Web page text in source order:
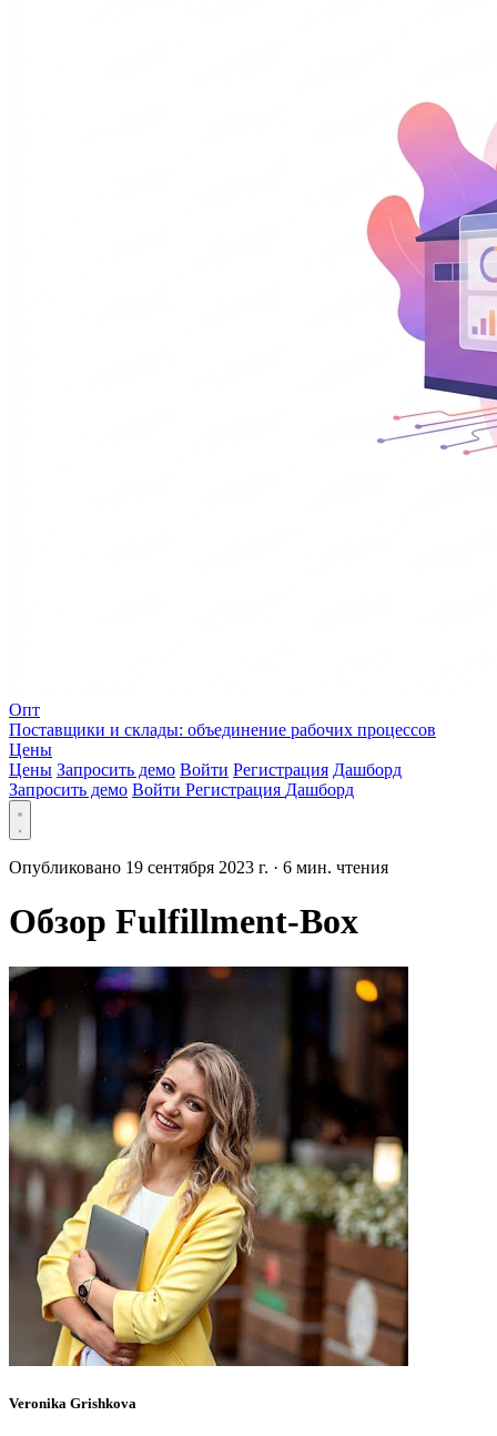
Опт
Поставщики и склады: объединение рабочих процессов
Цены
Цены Запросить демо Войти Регистрация Дашборд
Запросить демо Войти Регистрация Дашборд
Опубликовано 19 сентября 2023 г. · 6 мин. чтения
Обзор Fulfillment-Box
Veronika Grishkova